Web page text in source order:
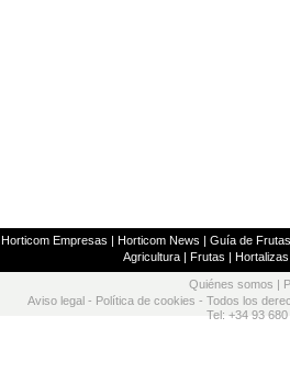
Horticom Empresas | Horticom News | Guía de
Agricultura| Frutas | Hortalizas
Quiénes somos
Aviso legal - Política de cookies - Todos los
Tel: +34 93